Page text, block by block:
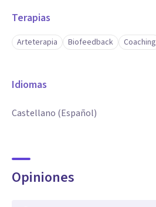
Terapias
Arteterapia Biofeedback Coaching
Idiomas
Castellano (Español)
Opiniones